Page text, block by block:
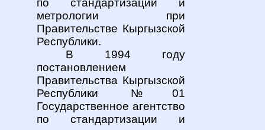
по стандартизации и
метрологии при
Правительстве Кыргызской
Республики.
В 1994 году
постановлением
Правительства Кыргызской
Республики №01
Государственное агентство
по стандартизации и